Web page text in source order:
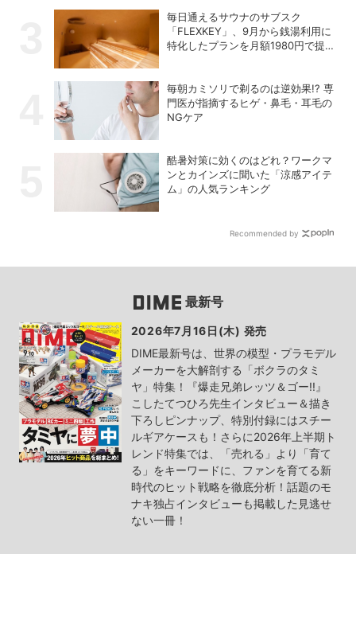
毎日通えるサウナのサブスク
「FLEXKEY」、9月から銭湯利用に
特化したプランを月額1980円で提供
毎朝カミソリで剃るのは逆効果!? 専
門医が指摘するヒゲ・鼻毛・耳毛の
NGケア
酷暑対策に効くのはどれ？ワークマ
ンとカインズに聞いた「涼感アイテ
ム」の人気ランキング
Recommended by
最新号
2026年7月16日(木) 発売
DIME最新号は、世界の模型・プラモデル
メーカーを大解剖する「ボクラのタミ
ヤ」特集！『爆走兄弟レッツ＆ゴー!!』
こしたてつひろ先生インタビュー＆描き
下ろしピンナップ、特別付録にはスチー
ルギアケースも！さらに2026年上半期ト
レンド特集では、「売れる」より「育て
る」をキーワードに、ファンを育てる新
時代のヒット戦略を徹底分析！話題のモ
ナキ独占インタビューも掲載した見逃せ
ない一冊！